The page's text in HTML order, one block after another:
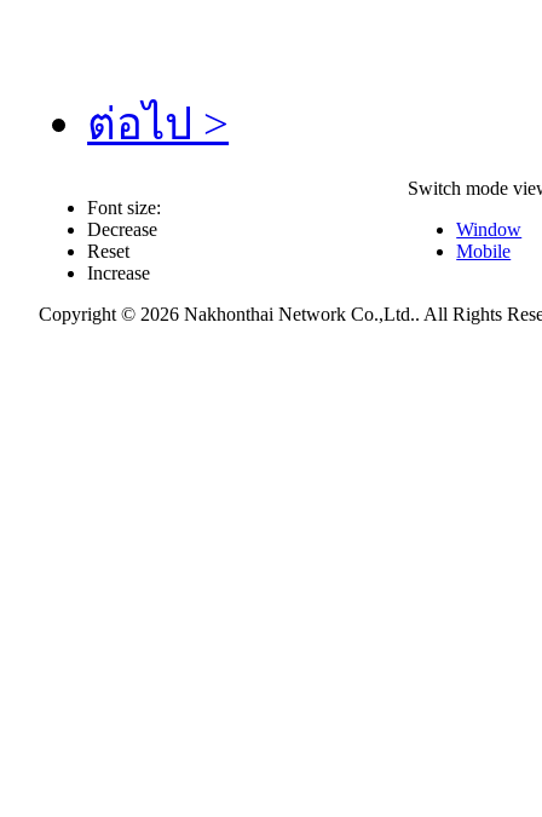
ต่อไป >
Font size:
Decrease
Reset
Increase
Switch mode
Window
Mobile
Copyright © 2026 Nakhonthai Network Co.,Ltd.. All Rights